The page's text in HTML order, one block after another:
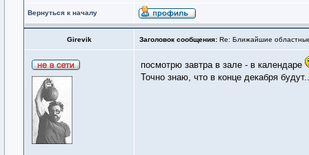
Вернуться к началу
Girevik Заголовок сообщения: Re: Ближайшие
посмотрю завтра в зале - в календаре
Точно знаю, что в конце декабря